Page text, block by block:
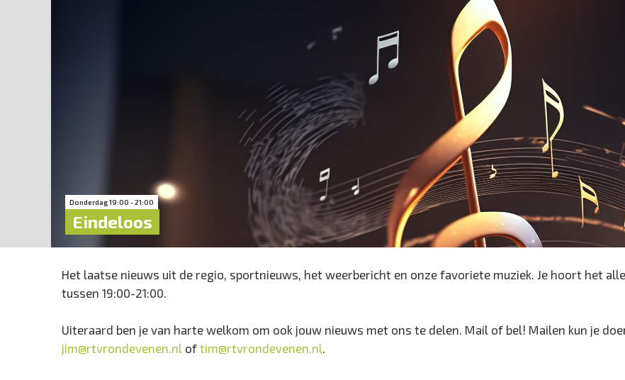
Donderdag 19:00 - 21:00
Eindeloos
Het laatse nieuws uit de regio, sportnieuws, het weerbericht en onze favoriete muziek. Je hoort het
tussen 19:00-21:00.
Uiteraard ben je van harte welkom om ook jouw nieuws met ons te delen. Mail of bel! Mailen kun je
jim@rtvrondevenen.nl of tim@rtvrondevenen.nl